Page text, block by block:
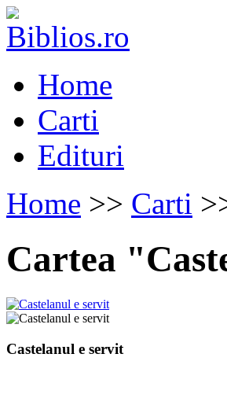
Home
Carti
Edituri
Home >> Carti
Cartea
Castelanul e servit